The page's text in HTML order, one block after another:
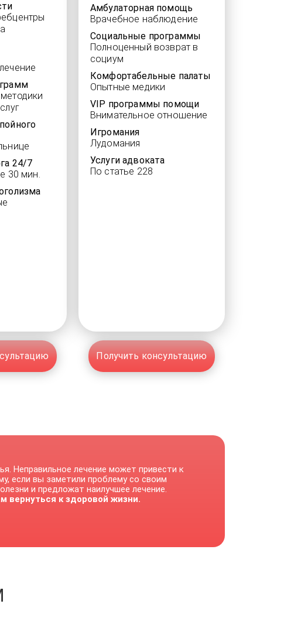
24/7
30 мин.
Амбулаторная помощь
Врачебное наблюдение
Социальные программы
Полноценный возврат в
социум
Комфортабельные палаты
Опытные медики
VIP программы помощи
Внимательное отношение
Игромания
Лудомания
Услуги адвоката
По статье 228
Получить консультацию
Неправильное лечение может привести к
если вы заметили проблему со своим
и предложат наилучшее лечение.
вернуться к здоровой жизни.